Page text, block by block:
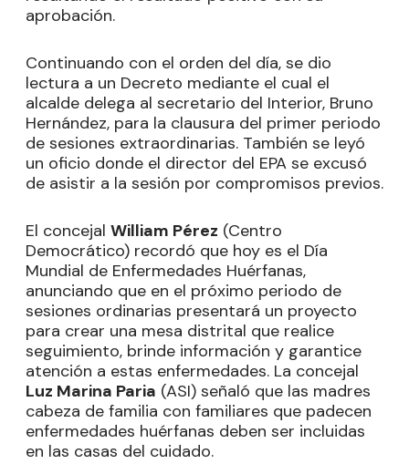
aprobación.
Continuando con el orden del día, se dio
lectura a un Decreto mediante el cual el
alcalde delega al secretario del Interior, Bruno
Hernández, para la clausura del primer periodo
de sesiones extraordinarias. También se leyó
un oficio donde el director del EPA se excusó
de asistir a la sesión por compromisos previos.
El concejal William Pérez (Centro
Democrático) recordó que hoy es el Día
Mundial de Enfermedades Huérfanas,
anunciando que en el próximo periodo de
sesiones ordinarias presentará un proyecto
para crear una mesa distrital que realice
seguimiento, brinde información y garantice
atención a estas enfermedades. La concejal
Luz Marina Paria (ASI) señaló que las madres
cabeza de familia con familiares que padecen
enfermedades huérfanas deben ser incluidas
en las casas del cuidado.